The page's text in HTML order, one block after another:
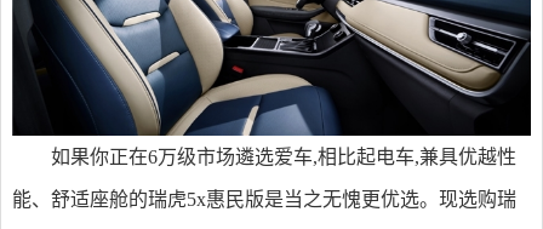
如果你正在6万级市场遴选爱车,相比起电车,兼具优越性
能、舒适座舱的瑞虎5x惠民版是当之无愧更优选。现选购瑞